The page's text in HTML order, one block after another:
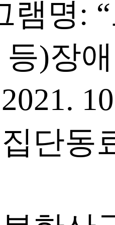
램명:
등)장
단동